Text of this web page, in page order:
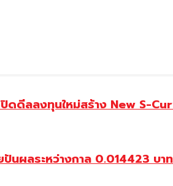
ดีลลงทุนใหม่สร้าง New S-
นผลระหว่างกาล 0.014423